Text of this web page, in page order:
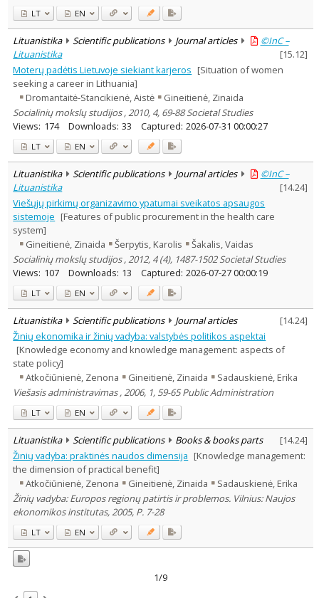
LT EN
Lituanistika Scientific publications Journal articles
©InC –
Lituanistika
[15.12]
Moterų padėtis Lietuvoje siekiant karjeros [Situation of women
seeking a career in Lithuania]
Dromantaitė-Stancikienė, Aistė
Gineitienė, Zinaida
Socialinių mokslų studijos , 2010, 4, 69-88 Societal Studies
Views: 174 Downloads: 33 Captured: 2026-07-31 00:00:27
LT EN
Lituanistika Scientific publications Journal articles
©InC –
Lituanistika
[14.24]
Viešųjų pirkimų organizavimo ypatumai sveikatos apsaugos
sistemoje [Features of public procurement in the health care
system]
Gineitienė, Zinaida
Šerpytis, Karolis
Šakalis, Vaidas
Socialinių mokslų studijos , 2012, 4 (4), 1487-1502 Societal Studies
Views: 107 Downloads: 13 Captured: 2026-07-27 00:00:19
LT EN
Lituanistika Scientific publications Journal articles [14.24]
Žinių ekonomika ir žinių vadyba: valstybės politikos aspektai
[Knowledge economy and knowledge management: aspects of
state policy]
Atkočiūnienė, Zenona
Gineitienė, Zinaida
Sadauskienė, Erika
Viešasis administravimas , 2006, 1, 59-65 Public Administration
LT EN
Lituanistika Scientific publications Books & books parts [14.24]
Žinių vadyba: praktinės naudos dimensija [Knowledge management:
the dimension of practical benefit]
Atkočiūnienė, Zenona
Gineitienė, Zinaida
Sadauskienė, Erika
Žinių vadyba: Europos regionų patirtis ir problemos. Vilnius: Naujos
ekonomikos institutas, 2005, P. 7-28
LT EN
1/9